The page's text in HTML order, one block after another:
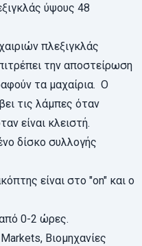
ύψους 48
πλεξιγκλάς
την αποστείρωση
τα μαχαίρια. Ο
τις λάμπες όταν
είναι κλειστή.
δίσκο συλλογής
είναι στο "on" και ο
0-2 ώρες.
Βιομηχανίες